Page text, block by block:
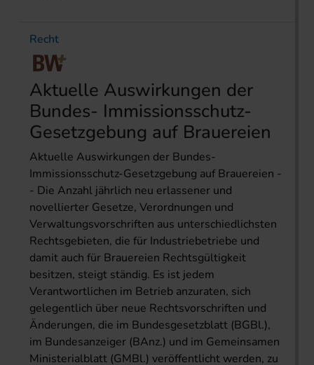
Recht
Aktuelle Auswirkungen der
Bundes- Immissionsschutz-
Gesetzgebung auf Brauereien
Aktuelle Auswirkungen der Bundes-
Immissionsschutz-Gesetzgebung auf Brauereien -
- Die Anzahl jährlich neu erlassener und
novellierter Gesetze, Verordnungen und
Verwaltungsvorschriften aus unterschiedlichsten
Rechtsgebieten, die für Industriebetriebe und
damit auch für Brauereien Rechtsgültigkeit
besitzen, steigt ständig. Es ist jedem
Verantwortlichen im Betrieb anzuraten, sich
gelegentlich über neue Rechtsvorschriften und
Änderungen, die im Bundesgesetzblatt (BGBl.),
im Bundesanzeiger (BAnz.) und im Gemeinsamen
Ministerialblatt (GMBl.) veröffentlicht werden, zu